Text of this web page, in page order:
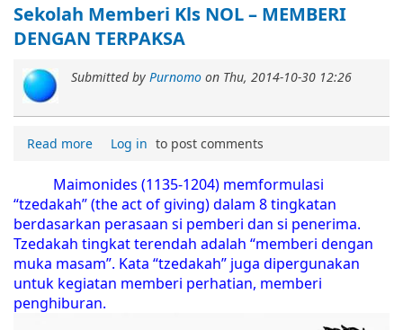
Sekolah Memberi Kls NOL – MEMBERI
DENGAN TERPAKSA
Submitted by Purnomo on Thu, 2014-10-30 12:26
Read more Log in to post comments
Maimonides (1135-1204) memformulasi
“tzedakah” (the act of giving) dalam 8 tingkatan
berdasarkan perasaan si pemberi dan si penerima.
Tzedakah tingkat terendah adalah “memberi dengan
muka masam”. Kata “tzedakah” juga dipergunakan
untuk kegiatan memberi perhatian, memberi
penghiburan.